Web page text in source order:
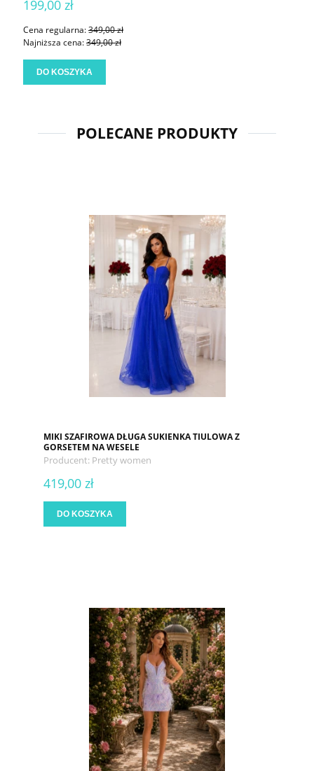
199,00 zł
Cena regularna:349,00 zł
Najniższa cena:349,00 zł
DO KOSZYKA
POLECANE PRODUKTY
MIKI SZAFIROWA DŁUGA SUKIENKA TIULOWA Z
GORSETEM NA WESELE
Producent: Pretty women
419,00 zł
DO KOSZYKA